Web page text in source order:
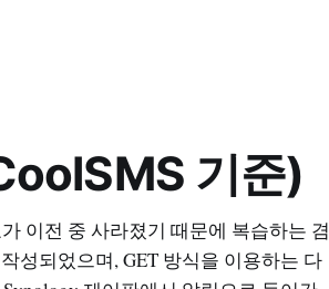
기준)
이전 중 사라졌기 때문에 복습하는 겸
성되었으며, GET 방식을 이용하는 다